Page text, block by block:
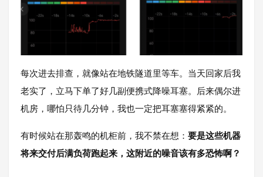
每次进去排查，就像站在地铁隧道里等车。当天回家后我
老实了，立马下单了好几副便携式降噪耳塞。后来偶尔进
机房，哪怕只待几分钟，我也一定把耳塞塞得紧紧的。
有时候站在那轰鸣的机柜前，我不禁在想： 要是这些机器
将来交付后满负荷跑起来，这附近的噪音该有多恐怖啊？